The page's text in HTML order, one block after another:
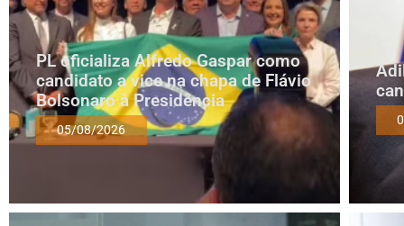
PL oficializa Alfredo Gaspar como
candidato a vice na chapa de Flávio
Bolsonaro à Presidência
05/08/2026